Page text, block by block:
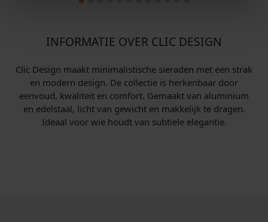
INFORMATIE OVER CLIC DESIGN
Clic Design maakt minimalistische sieraden met een strak
en modern design. De collectie is herkenbaar door
eenvoud, kwaliteit en comfort. Gemaakt van aluminium
en edelstaal, licht van gewicht en makkelijk te dragen.
Ideaal voor wie houdt van subtiele elegantie.